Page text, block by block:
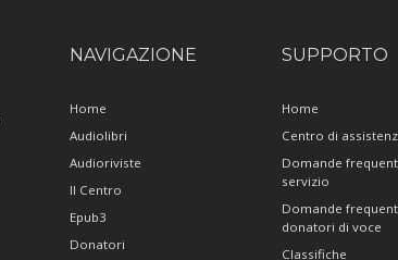
NAVIGAZIONE
Home
Audiolibri
Audioriviste
Il Centro
Epub3
Donatori
SUPPORTO
Home
Centro di
Domande
servizio
Domande
donatori di voce
Classifiche